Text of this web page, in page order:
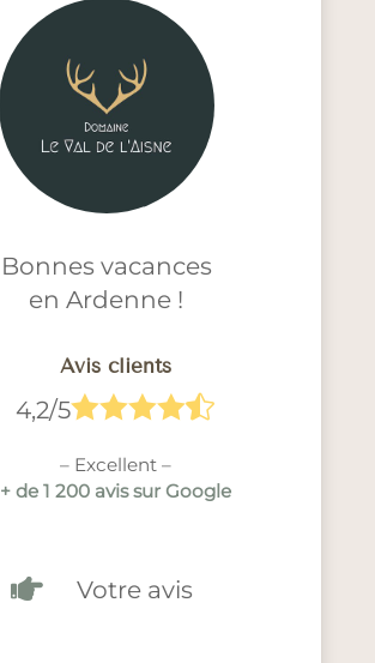
Bonnes vacances
en Ardenne !
Avis clients
4,2/5
– Excellent –
+ de 1 200 avis sur Google
 Votre avis